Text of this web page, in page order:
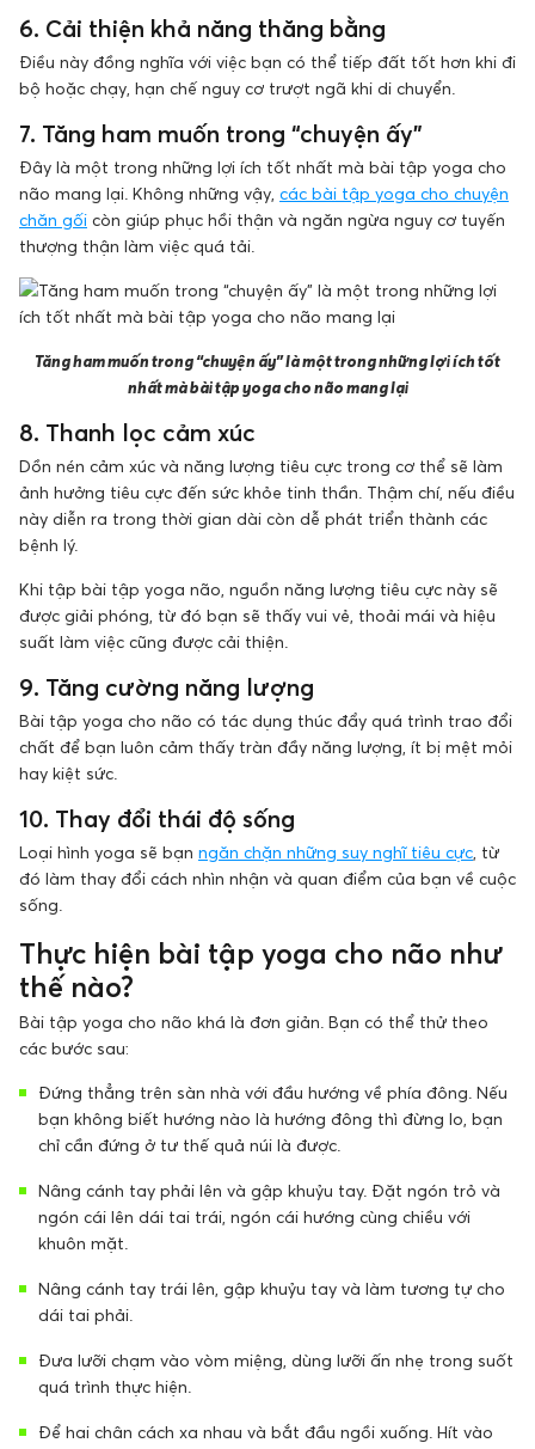
6. Cải thiện khả năng thăng bằng
Điều này đồng nghĩa với việc bạn có thể tiếp đất tốt hơn khi đi
bộ hoặc chạy, hạn chế nguy cơ trượt ngã khi di chuyển.
7. Tăng ham muốn trong “chuyện ấy”
Đây là một trong những lợi ích tốt nhất mà bài tập yoga cho
não mang lại. Không những vậy, các bài tập yoga cho chuyện
chăn gối còn giúp phục hồi thận và ngăn ngừa nguy cơ tuyến
thượng thận làm việc quá tải.
Tăng ham muốn trong “chuyện ấy” là một trong những lợi ích tốt
nhất mà bài tập yoga cho não mang lại
8. Thanh lọc cảm xúc
Dồn nén cảm xúc và năng lượng tiêu cực trong cơ thể sẽ làm
ảnh hưởng tiêu cực đến sức khỏe tinh thần. Thậm chí, nếu điều
này diễn ra trong thời gian dài còn dễ phát triển thành các
bệnh lý.
Khi tập bài tập yoga não, nguồn năng lượng tiêu cực này sẽ
được giải phóng, từ đó bạn sẽ thấy vui vẻ, thoải mái và hiệu
suất làm việc cũng được cải thiện.
9. Tăng cường năng lượng
Bài tập yoga cho não có tác dụng thúc đẩy quá trình trao đổi
chất để bạn luôn cảm thấy tràn đầy năng lượng, ít bị mệt mỏi
hay kiệt sức.
10. Thay đổi thái độ sống
Loại hình yoga sẽ bạn ngăn chặn những suy nghĩ tiêu cực , từ
đó làm thay đổi cách nhìn nhận và quan điểm của bạn về cuộc
sống.
Thực hiện bài tập yoga cho não như
thế nào?
Bài tập yoga cho não khá là đơn giản. Bạn có thể thử theo
các bước sau:
Đứng thẳng trên sàn nhà với đầu hướng về phía đông. Nếu
bạn không biết hướng nào là hướng đông thì đừng lo, bạn
chỉ cần đứng ở tư thế quả núi là được.
Nâng cánh tay phải lên và gập khuỷu tay. Đặt ngón trỏ và
ngón cái lên dái tai trái, ngón cái hướng cùng chiều với
khuôn mặt.
Nâng cánh tay trái lên, gập khuỷu tay và làm tương tự cho
dái tai phải.
Đưa lưỡi chạm vào vòm miệng, dùng lưỡi ấn nhẹ trong suốt
quá trình thực hiện.
Để hai chân cách xa nhau và bắt đầu ngồi xuống. Hít vào